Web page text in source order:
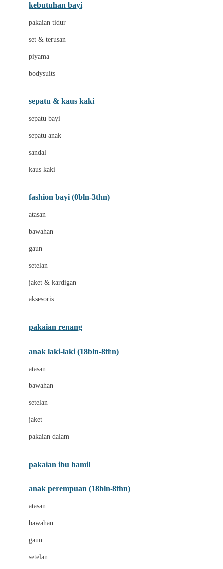
Beauty Barn
Bio Oil
Biolane
Bizzi Growin
Blooming Marvellous
Bravado
Buds Organics
Bugaboo
C
Cottonseeds
Crane
kebutuhan bayi
pakaian tidur
set & terusan
piyama
bodysuits
sepatu & kaus kaki
sepatu bayi
sepatu anak
sandal
kaus kaki
fashion bayi (0bln-3thn)
atasan
bawahan
gaun
setelan
jaket & kardigan
aksesoris
pakaian renang
anak laki-laki (18bln-8thn)
atasan
bawahan
setelan
jaket
pakaian dalam
pakaian ibu hamil
anak perempuan (18bln-8thn)
atasan
bawahan
gaun
setelan